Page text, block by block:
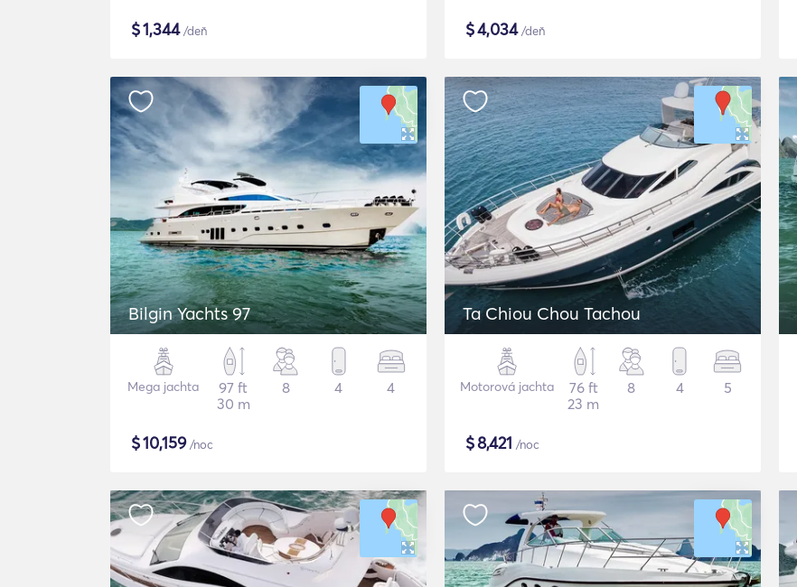
$1,344/deň $4,034/deň
Bilgin Yachts 97
Mega jachta
97 ft
30 m
8 4 4
$10,159/noc
Ta Chiou Chou Tachou
Motorová jachta
76 ft
23 m
8 4 5
$8,421 /noc